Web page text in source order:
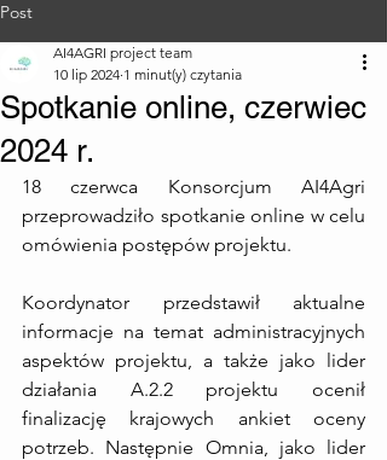
Post
Spotkanie online, czerwiec
2024 r.
AI4AGRI project team
10 lip 2024 1 minut(y) czytania
18 czerwca Konsorcjum AI4Agri
przeprowadziło spotkanie online w celu
omówienia postępów projektu.
Koordynator przedstawił aktualne
informacje na temat administracyjnych
aspektów projektu, a także jako lider
działania A.2.2 projektu ocenił
finalizację krajowych ankiet oceny
potrzeb. Następnie Omnia, jako lider